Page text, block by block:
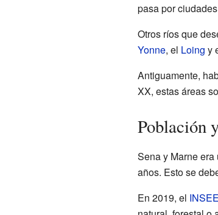
pasa por
Otros ríos que
Yonne, el Loing y
Antiguamente,
XX, estas áreas
Población
Sena y Marne
años. Esto se
En 2019, el INSEE